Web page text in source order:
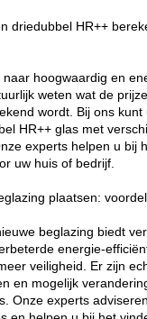
driedubbel HR++
hoogwaardig en
weten wat de
wordt. Bij ons
HR++ glas met
experts helpen u bij
uw huis of bedrijf.
plaatsen:
beglazing biedt
energie-
veiligheid. Er zijn
en mogelijk
Onze experts